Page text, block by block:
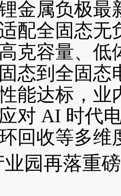
金属负极最
配全固态无
克容量、低
态到全固
能达标，
对 AI 时代
回收等多维
园再落重